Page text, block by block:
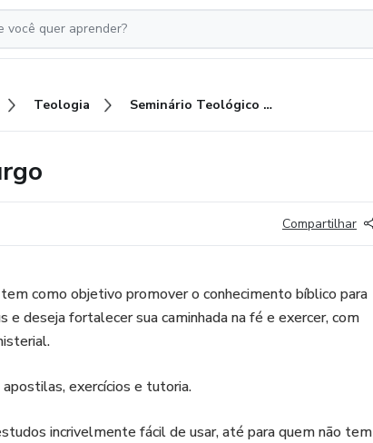
Teologia Seminário Teológico Luxemburgo
Compartilhar
como objetivo promover o conhecimento bíblico para
e deseja fortalecer sua caminhada na fé e exercer, com
exercícios e tutoria.
incrivelmente fácil de usar, até para quem não tem